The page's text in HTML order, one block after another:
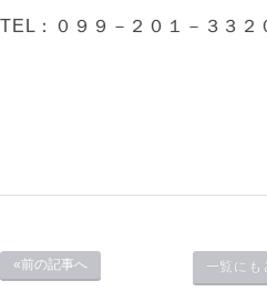
TEL：０９９－２０１－３３２
«前の記事へ 一覧にも